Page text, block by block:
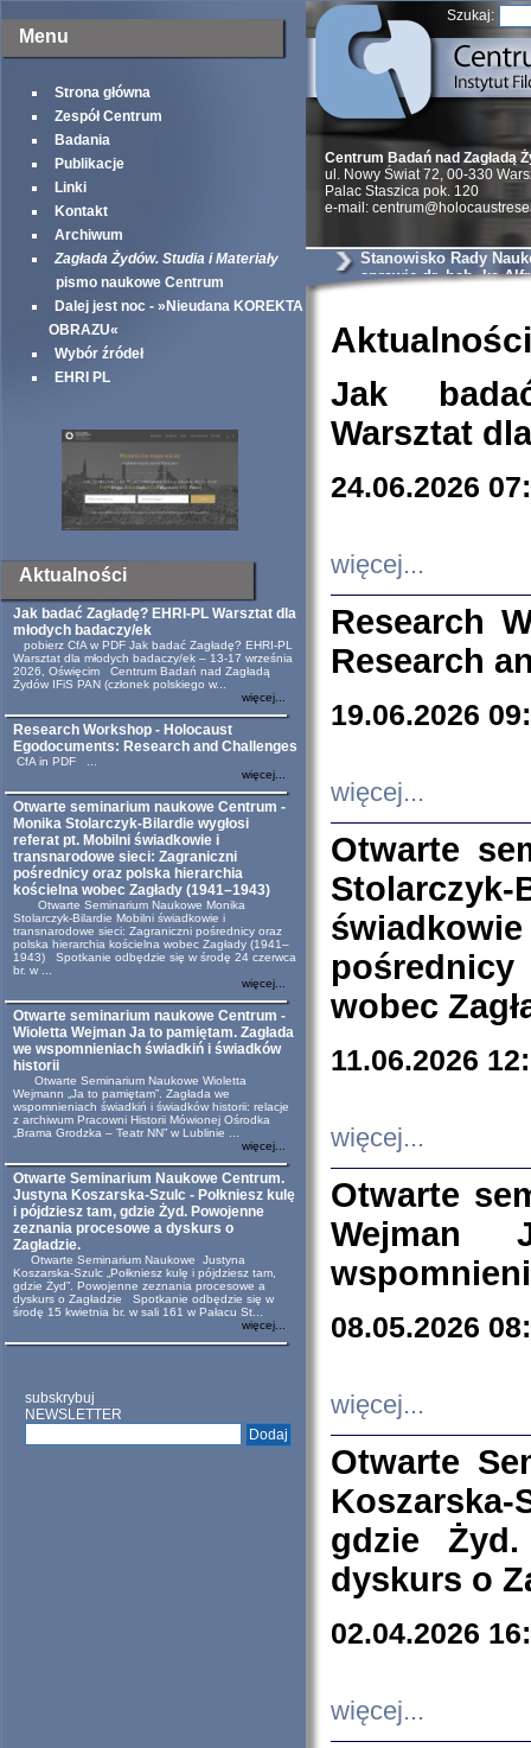
Menu
Strona główna
Zespół Centrum
Badania
Publikacje
Linki
Kontakt
Archiwum
Zagłada Żydów. Studia i Materiały
pismo naukowe Centrum
Dalej jest noc - »Nieudana KOREKTA
OBRAZU«
Wybór źródeł
EHRI PL
Aktualności
Jak badać Zagładę? EHRI-PL Warsztat dla
młodych badaczy/ek
pobierz CfA w PDF Jak badać Zagładę? EHRI-PL
Warsztat dla młodych badaczy/ek – 13-17 września
2026, Oświęcim Centrum Badań nad Zagładą
Żydów IFiS PAN (członek polskiego w...
więcej...
Research Workshop - Holocaust
Egodocuments: Research and Challenges
CfA in PDF ...
więcej...
Otwarte seminarium naukowe Centrum -
Monika Stolarczyk-Bilardie wygłosi
referat pt. Mobilni świadkowie i
transnarodowe sieci: Zagraniczni
pośrednicy oraz polska hierarchia
kościelna wobec Zagłady (1941–1943)
Otwarte Seminarium Naukowe Monika
Stolarczyk-Bilardie Mobilni świadkowie i
transnarodowe sieci: Zagraniczni pośrednicy oraz
polska hierarchia kościelna wobec Zagłady (1941–
1943) Spotkanie odbędzie się w środę 24 czerwca
br. w ...
więcej...
Otwarte seminarium naukowe Centrum -
Wioletta Wejman Ja to pamiętam. Zagłada
we wspomnieniach świadkiń i świadków
historii
Otwarte Seminarium Naukowe Wioletta
Wejmann „Ja to pamiętam”. Zagłada we
wspomnieniach świadkiń i świadków historii: relacje
z archiwum Pracowni Historii Mówionej Ośrodka
„Brama Grodzka – Teatr NN” w Lublinie ...
więcej...
Otwarte Seminarium Naukowe Centrum.
Justyna Koszarska-Szulc - Połkniesz kulę
i pójdziesz tam, gdzie Żyd. Powojenne
zeznania procesowe a dyskurs o
Zagładzie.
Otwarte Seminarium Naukowe Justyna
Koszarska-Szulc „Połkniesz kulę i pójdziesz tam,
gdzie Żyd”. Powojenne zeznania procesowe a
dyskurs o Zagładzie Spotkanie odbędzie się w
środę 15 kwietnia br. w sali 161 w Pałacu St...
więcej...
subskrybuj
NEWSLETTER
Szukaj:
Centrum Badań nad Zagładą
ul. Nowy Świat 72, 00-330
Palac Staszica pok. 120
e-mail:
Stanowisko Rady
sprawie dr. hab. ks
Aktualności
Jak
Warsztat
24.06.2026
więcej...
Research
Research
19.06.2026
więcej...
Otwarte
wobec
11.06.2026
więcej...
Otwarte
Wejman
08.05.2026
więcej...
Otwarte
Koszarska-
gdzie
dyskurs o
02.04.2026
więcej...